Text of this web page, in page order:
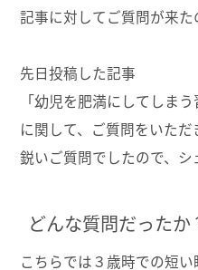
記事に対してご質問が来た
先日投稿した記事
「幼児を肥満にしてしまう
に関して、ご質問をいただ
鋭いご質問でしたので、シ
どんな質問だったか
こちらでは３歳時での短